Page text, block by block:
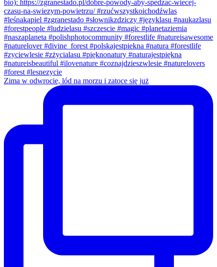
Zima w odwrocie, lód na morzu i zatoce się już